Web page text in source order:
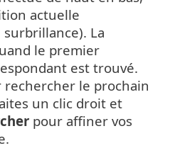
actuelle
La
le premier
est trouvé.
rechercher le prochain
un clic droit et
pour affiner vos